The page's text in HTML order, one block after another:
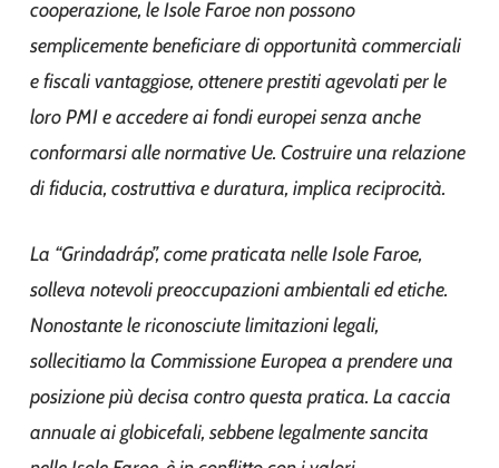
cooperazione, le Isole Faroe non possono
semplicemente beneficiare di opportunità commerciali
e fiscali vantaggiose, ottenere prestiti agevolati per le
loro PMI e accedere ai fondi europei senza anche
conformarsi alle normative Ue. Costruire una relazione
di fiducia, costruttiva e duratura, implica reciprocità.
La “Grindadráp”, come praticata nelle Isole Faroe,
solleva notevoli preoccupazioni ambientali ed etiche.
Nonostante le riconosciute limitazioni legali,
sollecitiamo la Commissione Europea a prendere una
posizione più decisa contro questa pratica. La caccia
annuale ai globicefali, sebbene legalmente sancita